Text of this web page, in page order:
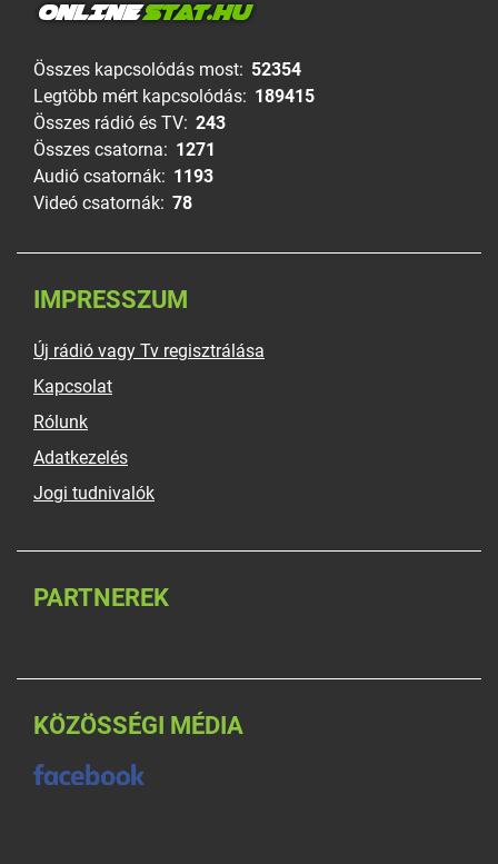
ONLINESTAT.HU
Összes kapcsolódás most: 52354
Legtöbb mért kapcsolódás: 189415
Összes rádió és TV: 243
Összes csatorna: 1271
Audió csatornák: 1193
Videó csatornák: 78
IMPRESSZUM
Új rádió vagy Tv regisztrálása
Kapcsolat
Rólunk
Adatkezelés
Jogi tudnivalók
PARTNEREK
KÖZÖSSÉGI MÉDIA